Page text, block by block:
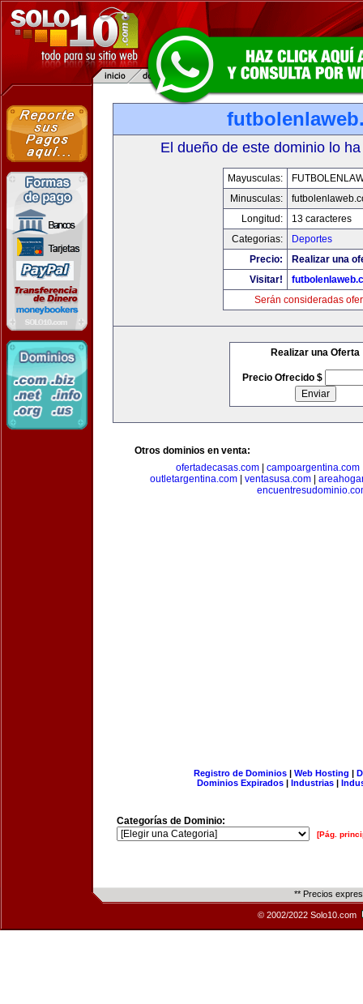
El dueño de este dominio lo
Mayusculas:
Minusculas:
Longitud:
13 caracteres
Categorias:
Deportes
Precio:
Realizar una
Visitar!
Serán consideradas
Realizar una Oferta
Precio Ofrecido $
Otros dominios en venta:
ofertadecasas.com| campoargentina.com
outletargentina.com
ventasusa.com
Registro de Dominios| Web Hosting |
Dominios Expirados | Industrias |
Categorías de Dominio:
[Pág.
** Precios
© 2002/2022 Solo10.com